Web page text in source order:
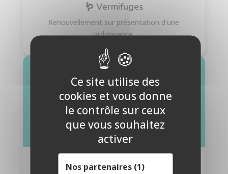
Ce site utilise des
cookies et vous donne
le contrôle sur ceux
que vous souhaitez
activer
Nos partenaires (1)
🪱 Vermifuges
Renouvellement sur présentation d’une
ordonnance.
💊 Médicaments prescrits